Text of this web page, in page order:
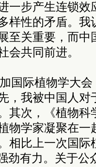
一步产生连锁效
样性的矛盾。我
至关重要，而中
会共同前进。
国际植物学大
，我被中国人对
其次，《植物科
物学家凝聚在一
相比上一次国际
劲有力。关于公